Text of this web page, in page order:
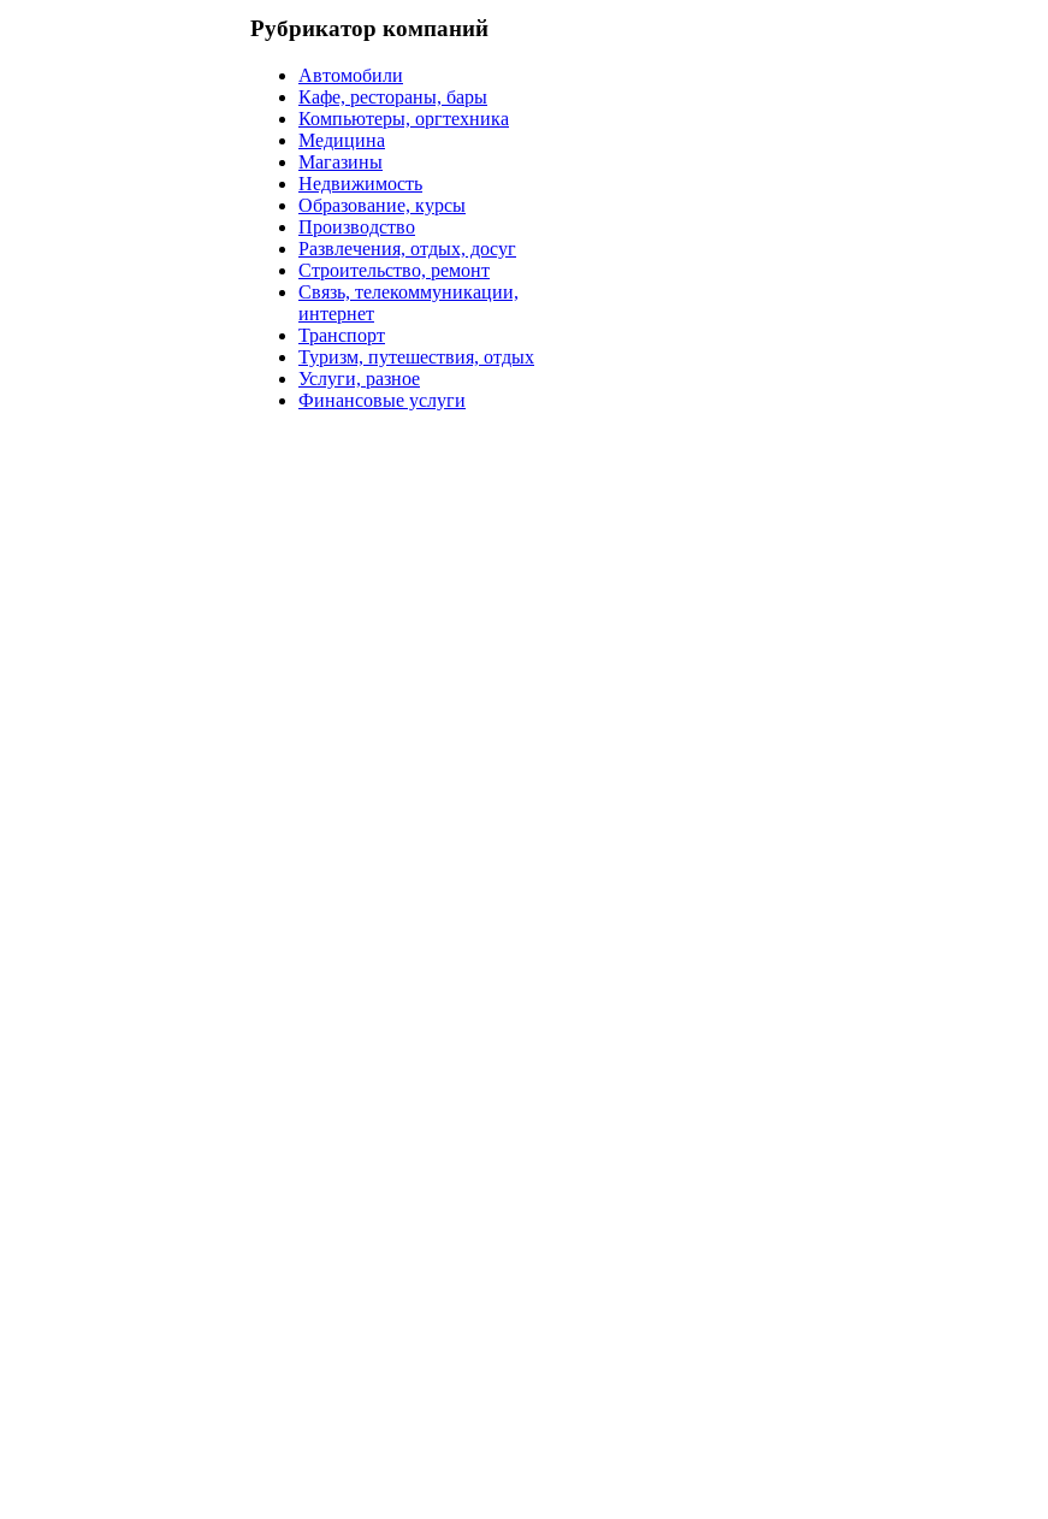
Рубрикатор компаний
Автомобили
Кафе, рестораны, бары
Компьютеры, оргтехника
Медицина
Магазины
Недвижимость
Образование, курсы
Производство
Развлечения, отдых, досуг
Строительство, ремонт
Связь, телекоммуникации,
интернет
Транспорт
Туризм, путешествия, отдых
Услуги, разное
Финансовые услуги